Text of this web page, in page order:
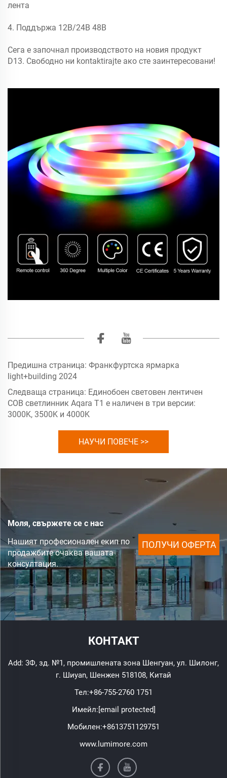
лента
4. Поддържа 12В/24В 48В
Сега е започнал производството на новия продукт
D13. Свободно ни kontaktirajte ако сте заинтересовани!
Предишна страница: Франкфуртска ярмарка
light+building 2024
Следваща страница: Единобоен световен лентичен
COB светлинник Aqara T1 е наличен в три версии:
3000K, 3500K и 4000K
НАУЧИ ПОВЕЧЕ >>
Моля, свържете се с нас
Нашият професионален екип по
продажбите очаква вашата
консултация.
ПОЛУЧИ ОФЕРТА
КОНТАКТ
Add: 3Ф, зд. №1, промишлената зона Шенгуан, ул. Шилонг,
г. Шиyan, Шенжен 518108, Китай
Тел:+86-755-2760 1751
Имейл:[email protected]
Мобилен:+8613751129751
www.lumimore.com